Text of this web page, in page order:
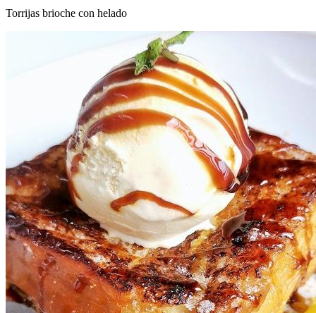
Torrijas brioche con helado